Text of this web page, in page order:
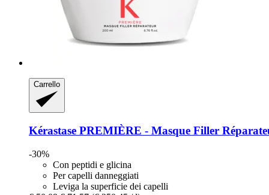
Carrello
Kérastase PREMIÈRE -​ Masque Filler
-30%
Con peptidi e glicina
Per capelli danneggiati
Leviga la superficie dei capelli